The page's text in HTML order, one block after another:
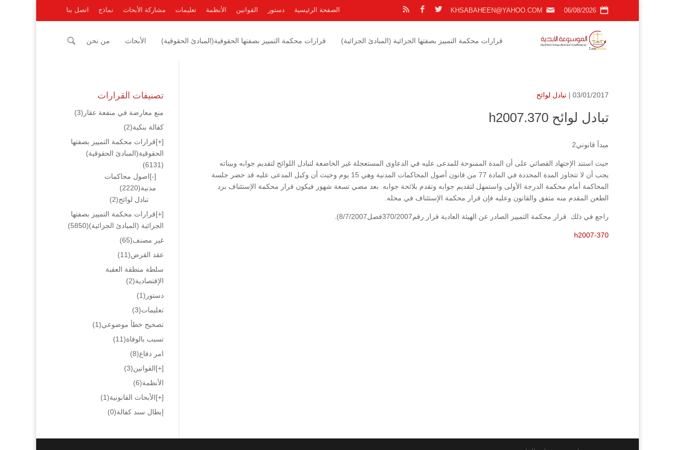
06/08/2026
KHSABAHEEN@YAHOO.COM الصفحة الرئيسية دستور القوانين الأنظمة تعليمات مشاركة الأبحاث نماذج اتصل بنا
قرارات محكمة التمييز بصفتها الجزائية (المبادئ الجزائية) قرارات محكمة التمييز بصفتها الحقوقية(المبادئ الحقوقية) الأبحاث من نحن
03/01/2017 | تبادل لوائح
تبادل لوائح h2007.370
مبدأ قانوني2
حيث استند الإجتهاد القضائي على أن المدة الممنوحة للمدعى عليه في الدعاوى المستعجلة غير الخاضعة لتبادل اللوائح لتقديم جوابه وبيناته
يجب أن لا تتجاوز المدة المحددة في المادة 77 من قانون أصول المحاكمات المدنية وهي 15 يوم وحيث أن وكيل المدعى عليه قد حضر جلسة
المحاكمة أمام محكمة الدرجة الأولى واستمهل لتقديم جوابه وتقدم بلائحة جوابه بعد مضي تسعة شهور فيكون قرار محكمة الإستئناف برد
الطعن المقدم منه متفق والقانون وعليه فإن قرار محكمة الإستئناف في محله.
راجع في ذلك قرار محكمة التمييز الصادر عن الهيئة العادية قرار رقم370/2007فصل8/7/2007).
h2007-370
تصنيفات القرارات
منع معارضة في منفعة عقار (3)
كفالة بنكية(2)
[+]قرارات محكمة التمييز بصفتها
الحقوقية(المبادئ الحقوقية)
(6131)
[-]اصول محاكمات
مدنية(2220)
تبادل لوائح(2)
[+]قرارات محكمة التمييز بصفتها
الجزائية (المبادئ الجزائية)(5850)
غير مصنف(65)
عقد القرض(11)
سلطة منطقة العقبة
الإقتصادية(2)
دستور (1)
تعليمات(3)
تصحيح خطأ موضوعي(1)
تسبب بالوفاة(11)
امر دفاع(8)
[+]القوانين(3)
الأنظمة(6)
[+]الأبحاث القانونية(1)
إبطال سند كفالة(0)